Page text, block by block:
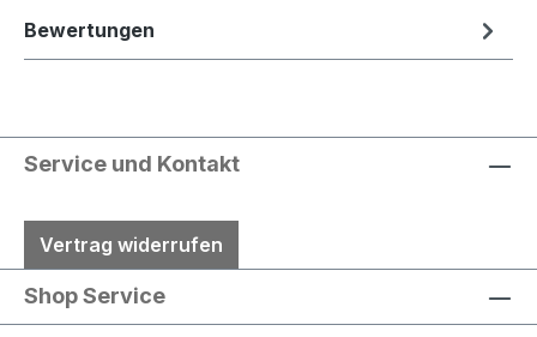
Bewertungen
Service und Kontakt
Vertrag widerrufen
Shop Service